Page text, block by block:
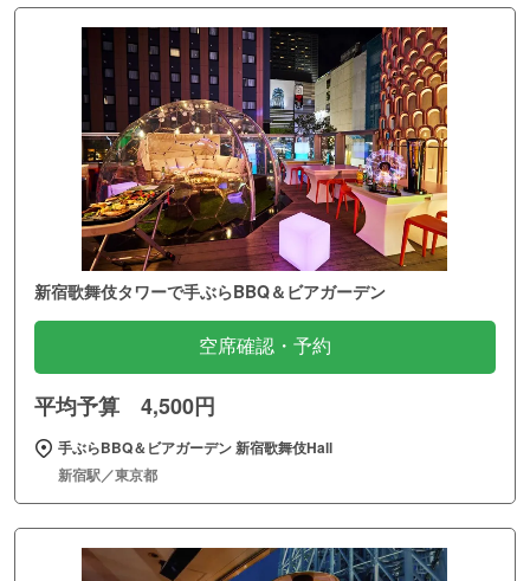
り、日本古来の伝統を継承した神前でおこなう厳粛な式で
新郎新婦がこれから先、お互いに助け励ましあうことを神
様に誓い、この縁をさらに固い縁とし結ばれますことをお
祈りいたします。
緑に包まれた荘厳な境内を雅楽の音色にて御神前へと参進
いたします。
御神前で感謝の念を捧げ、将来を誓うことにより御神徳を
いただきます。
そしてさらに終生の御加護をお願い申し上げます。
※詳しくは、久伊豆神社までお気軽にお問合せください。
新宿歌舞伎タワーで手ぶらBBQ＆ビアガーデン
空席確認・予約
平均予算 4,500円
手ぶらBBQ＆ビアガーデン 新宿歌舞伎Hall
新宿駅／東京都